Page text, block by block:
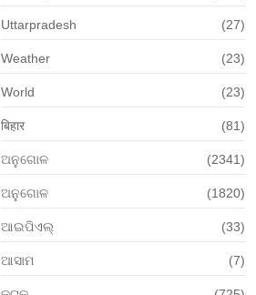
Uttarpradesh (27)
Weather (23)
World (23)
बिहार (81)
ଅନୁଗୋଳ (2341)
ଅନୁଗୋଳ (1820)
ଆଇପିଏଲ୍ (33)
ଆସାମ (7)